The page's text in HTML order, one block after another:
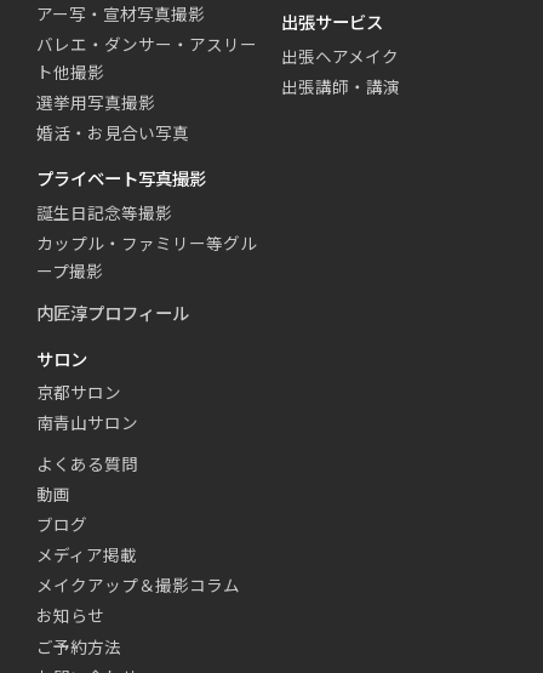
アー写・宣材写真撮影
バレエ・ダンサー・アスリー
ト他撮影
選挙用写真撮影
婚活・お見合い写真
プライベート写真撮影
誕生日記念等撮影
カップル・ファミリー等グル
ープ撮影
出張サービス
出張ヘアメイク
出張講師・講演
内匠淳プロフィール
サロン
京都サロン
南青山サロン
よくある質問
動画
ブログ
メディア掲載
メイクアップ＆撮影コラム
お知らせ
ご予約方法